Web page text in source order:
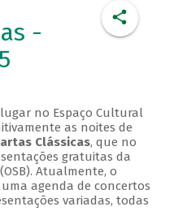
-
no Espaço Cultural
as noites de
Clássicas, que no
gratuitas da
Atualmente, o
agenda de concertos
variadas, todas